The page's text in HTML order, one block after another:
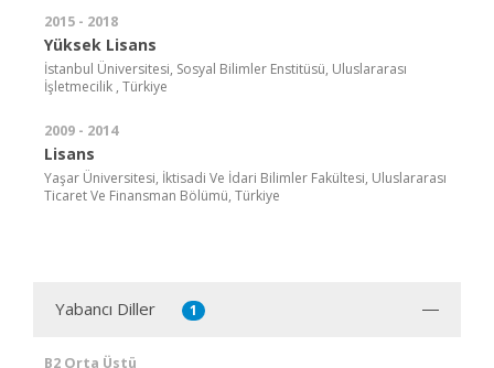
2015 - 2018
Yüksek Lisans
İstanbul Üniversitesi, Sosyal Bilimler Enstitüsü, Uluslararası
İşletmecilik , Türkiye
2009 - 2014
Lisans
Yaşar Üniversitesi, İktisadi Ve İdari Bilimler Fakültesi, Uluslararası
Ticaret Ve Finansman Bölümü, Türkiye
Yabancı Diller 1
B2 Orta Üstü